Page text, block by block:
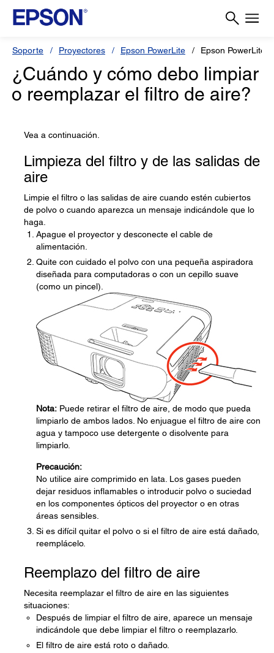
Soporte Proyectores Epson PowerLite Epson PowerLite
¿Cuándo y cómo debo limpiar
o reemplazar el filtro de aire?
Vea a continuación.
Limpieza del filtro y de las salidas de
aire
Limpie el filtro o las salidas de aire cuando estén cubiertos
de polvo o cuando aparezca un mensaje indicándole que lo
haga.
Apague el proyector y desconecte el cable de
alimentación.
Quite con cuidado el polvo con una pequeña aspiradora
diseñada para computadoras o con un cepillo suave
(como un pincel).
Nota: Puede retirar el filtro de aire, de modo que pueda
limpiarlo de ambos lados. No enjuague el filtro de aire con
agua y tampoco use detergente o disolvente para
limpiarlo.
Precaución:
No utilice aire comprimido en lata. Los gases pueden
dejar residuos inflamables o introducir polvo o suciedad
en los componentes ópticos del proyector o en otras
áreas sensibles.
Si es difícil quitar el polvo o si el filtro de aire está dañado,
reemplácelo.
Reemplazo del filtro de aire
Necesita reemplazar el filtro de aire en las siguientes
situaciones:
Después de limpiar el filtro de aire, aparece un mensaje
indicándole que debe limpiar el filtro o reemplazarlo.
El filtro de aire está roto o dañado.